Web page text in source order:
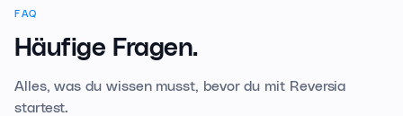
FAQ
Häufige Fragen.
Alles, was du wissen musst, bevor du mit Reversia
startest.